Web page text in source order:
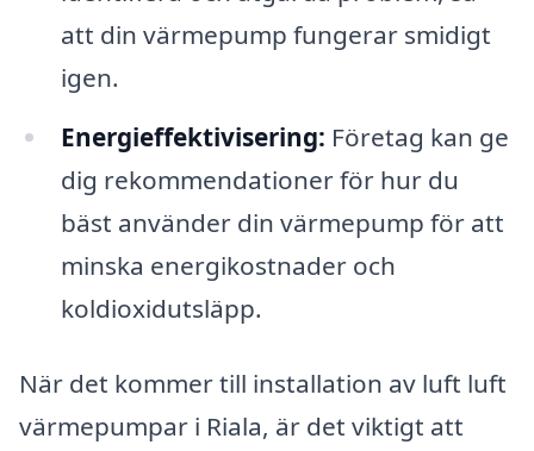
att din värmepump fungerar smidigt
igen.
Energieffektivisering: Företag kan ge
dig rekommendationer för hur du
bäst använder din värmepump för att
minska energikostnader och
koldioxidutsläpp.
När det kommer till installation av luft luft
värmepumpar i Riala, är det viktigt att